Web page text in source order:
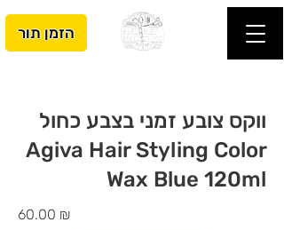
הזמן תור
ווקס צובע זמני בצבע כחול
Agiva Hair Styling Color
Wax Blue 120ml
60.00 ‏₪